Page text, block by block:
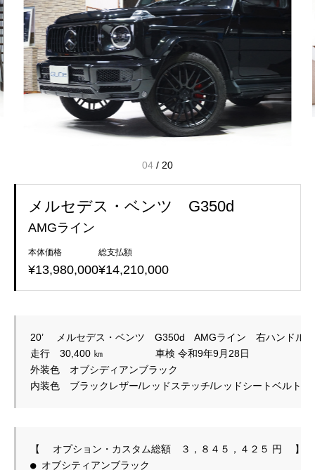
04 / 20
メルセデス・ベンツ G350d
AMGライン
本体価格
¥13,980,000
総支払額
¥14,210,000
20’　 メルセデス・ベンツ　G350d　AMGライン　右ハンドル
走行　30,400 ㎞ 　　　　　車検 令和9年9月28日
外装色　オブシディアンブラック
内装色　ブラックレザー/レッドステッチ/レッドシートベルト
● オブシティアンブラック